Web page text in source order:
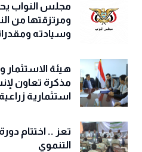
مجلس النواب
ومرتزقتها من
وسيادته
هيئة
مذكرة تعاون
استثمارية زراعية
تعز .. اختتام
التنموي